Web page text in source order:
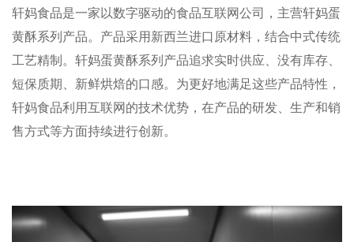
轩妈食品是一家以数字驱动的食品互联网公司，主营轩妈蛋
黄酥系列产品。产品采用新西兰进口原材料，结合中式传统
工艺精制。轩妈蛋黄酥系列产品追求实时供应、没有库存、
短保质期、新鲜烘焙的口感。为更好地满足这些产品特性，
轩妈食品利用互联网的技术优势，在产品的研发、生产和销
售方式等方面持续进行创新。